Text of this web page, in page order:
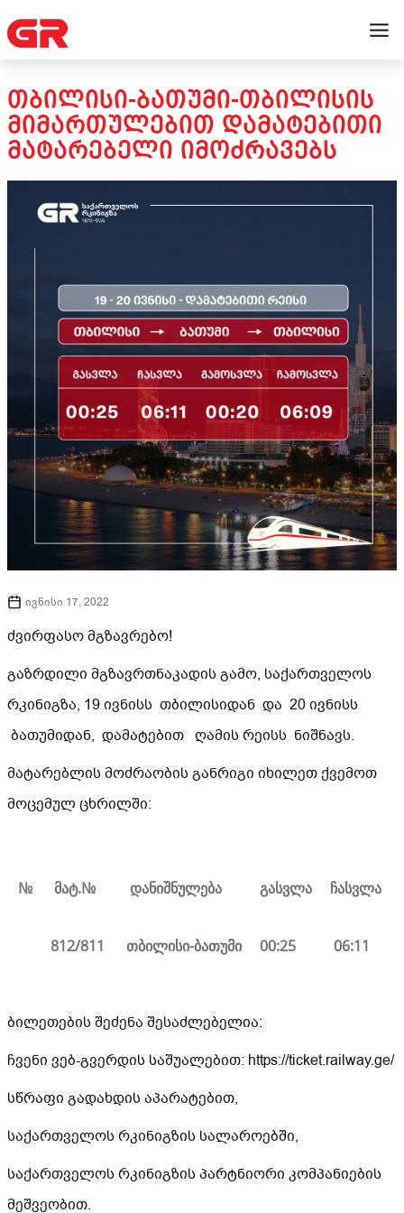
ᲗᲑᲘᲚᲘᲡᲘ-ᲑᲐᲗᲣᲛᲘ-ᲗᲑᲘᲚᲘᲡᲘᲡ
ᲛᲘᲛᲐᲠᲗᲣᲚᲔᲑᲘᲗ ᲓᲐᲛᲐᲢᲔᲑᲘᲗᲘ
ᲛᲐᲢᲐᲠᲔᲑᲔᲚᲘ ᲘᲛᲝᲫᲠᲐᲕᲔᲑᲡ
ივნისი 17, 2022
ძვირფასო მგზავრებო!
გაზრდილი მგზავრთნაკადის გამო, საქართველოს
რკინიგზა, 19 ივნისს თბილისიდან და 20 ივნისს
ბათუმიდან, დამატებით ღამის რეისს ნიშნავს.
მატარებლის მოძრაობის განრიგი იხილეთ ქვემოთ
მოცემულ ცხრილში:
№ მატ.№ დანიშნულება გასვლა ჩასვლა
812/811 თბილისი-ბათუმი 00:25 06:11
ბილეთების შეძენა შესაძლებელია:
ჩვენი ვებ-გვერდის საშუალებით: https://ticket.railway.ge/
სწრაფი გადახდის აპარატებით,
საქართველოს რკინიგზის სალაროებში,
საქართველოს რკინიგზის პარტნიორი კომპანიების
მეშვეობით.